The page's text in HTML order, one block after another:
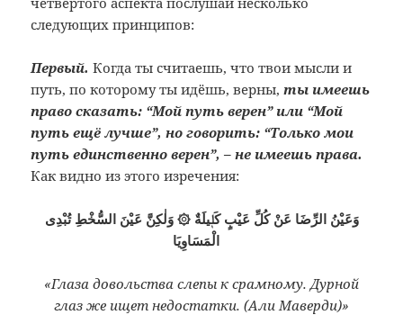
следующих принципов:
Первый. Когда ты считаешь, что твои мысли и
путь, по которому ты идёшь, верны,ты имеешь
право сказать: “Мой путь верен” или “Мой
путь ещё лучше”, но говорить: “Только мои
путь единственно верен”, – не имеешь права.
Как видно из этого изречения:
وَعَيْنُ الرِّضَا عَنْ كُلِّ عَيْبٍ كَلٖيلَةٌ ۞ وَلٰكِنَّ عَيْنَ السُّخْطِ تُبْدِى
الْمَسَاوِيَا
«Глаза довольства слепы к срамному. Дурной
глаз же ищет недостатки. (Али Маверди)»